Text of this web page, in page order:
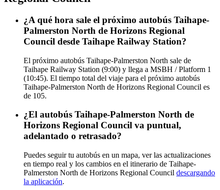
¿A qué hora sale el próximo autobús Taihape-
Palmerston North de Horizons Regional
Council desde Taihape Railway Station?
El próximo autobús Taihape-Palmerston North sale de
Taihape Railway Station (9:00) y llega a MSBH / Platform 1
(10:45). El tiempo total del viaje para el próximo autobús
Taihape-Palmerston North de Horizons Regional Council es
de 105.
¿El autobús Taihape-Palmerston North de
Horizons Regional Council va puntual,
adelantado o retrasado?
Puedes seguir tu autobús en un mapa, ver las actualizaciones
en tiempo real y los cambios en el itinerario de Taihape-
Palmerston North de Horizons Regional Council descargando
la aplicación.